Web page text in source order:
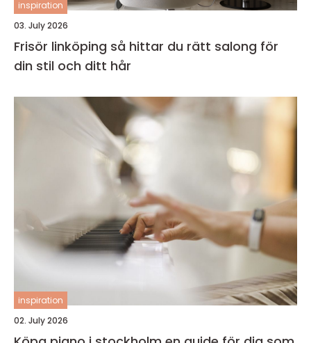
inspiration
03. July 2026
Frisör linköping så hittar du rätt salong för
din stil och ditt hår
inspiration
02. July 2026